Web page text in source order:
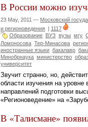
В России можно
23 May, 2011 — Московский
и регионоведения | 1117
Образование ВУЗ вузы мгу
Ломоносова Тер-Минасова
иностранные языки бакалавр
Минобрнаука министерство
университет
Звучит странно, но,
области изучения на
направлений подготовки
«Регионоведение» на
В «Талисмане»